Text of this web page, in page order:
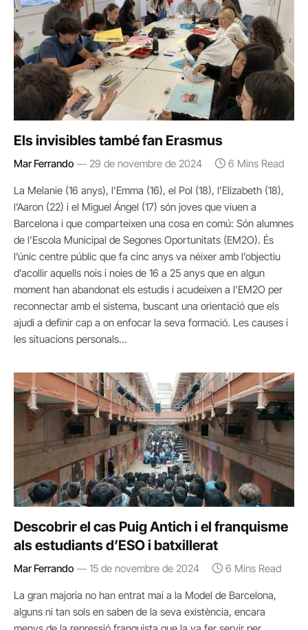
Els invisibles també fan Erasmus
Mar Ferrando 29 de novembre de 2024 6 Mins Read
La Melanie (16 anys), l’Emma (16), el Pol (18), l’Elizabeth (18),
l’Aaron (22) i el Miguel Ángel (17) són joves que viuen a
Barcelona i que comparteixen una cosa en comú: Són alumnes
de l’Escola Municipal de Segones Oportunitats (EM2O). És
l’únic centre públic que fa cinc anys va néixer amb l’objectiu
d’acollir aquells nois i noies de 16 a 25 anys que en algun
moment han abandonat els estudis i acudeixen a l’EM2O per
reconnectar amb el sistema, buscant una orientació que els
ajudi a definir cap a on enfocar la seva formació. Les causes i
les situacions personals…
Descobrir el cas Puig Antich i el franquisme
als estudiants d’ESO i batxillerat
Mar Ferrando 15 de novembre de 2024 6 Mins Read
La gran majoria no han entrat mai a la Model de Barcelona,
alguns ni tan sols en saben de la seva existència, encara